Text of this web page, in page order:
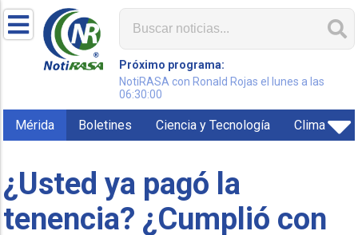
Próximo programa:
NotiRASA con Ronald Rojas el lunes a las
06:30:00
Mérida Boletines Ciencia y Tecnología Clima
¿Usted ya pagó la
tenencia? ¿Cumplió con